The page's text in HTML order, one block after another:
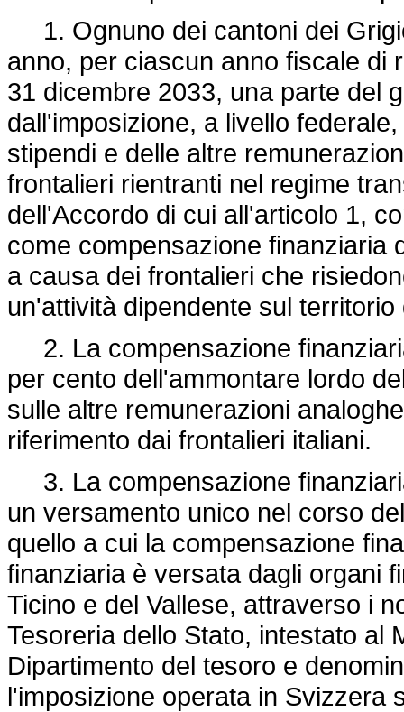
1. Ognuno dei cantoni dei
anno, per ciascun anno fiscale di
31 dicembre 2033, una parte del
dall'imposizione, a livello
stipendi e delle altre
frontalieri rientranti nel regime
dell'Accordo di cui all'articolo 1,
come compensazione finanziaria
a causa dei frontalieri che
un'attività dipendente sul
2. La compensazione
per cento dell'ammontare lordo
sulle altre remunerazioni
riferimento dai frontalieri italiani.
3. La compensazione
un versamento unico nel corso
quello a cui la compensazione
finanziaria è versata dagli organi
Ticino e del Vallese, attraverso i
Tesoreria dello Stato, intestato al
Dipartimento del tesoro e
l'imposizione operata in Svizzera